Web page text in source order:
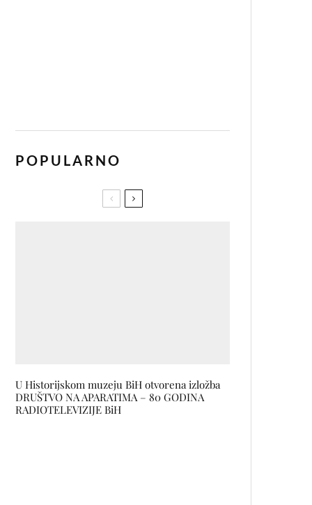
POPULARNO
U Historijskom muzeju BiH otvorena izložba
DRUŠTVO NA APARATIMA – 80 GODINA
RADIOTELEVIZIJE BiH